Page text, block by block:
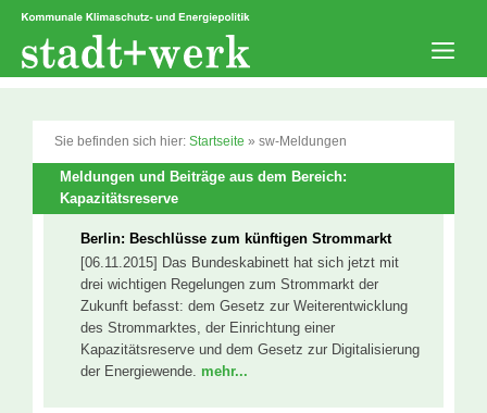
Zum
springen
Sie befinden sich hier: Startseite » sw-Meldungen
Meldungen und Beiträge aus dem Bereich:
Kapazitätsreserve
Berlin: Beschlüsse zum künftigen Strommarkt
[06.11.2015] Das Bundeskabinett hat sich jetzt mit
drei wichtigen Regelungen zum Strommarkt der
Zukunft befasst: dem Gesetz zur Weiterentwicklung
des Strommarktes, der Einrichtung einer
Kapazitätsreserve und dem Gesetz zur Digitalisierung
der Energiewende. mehr...